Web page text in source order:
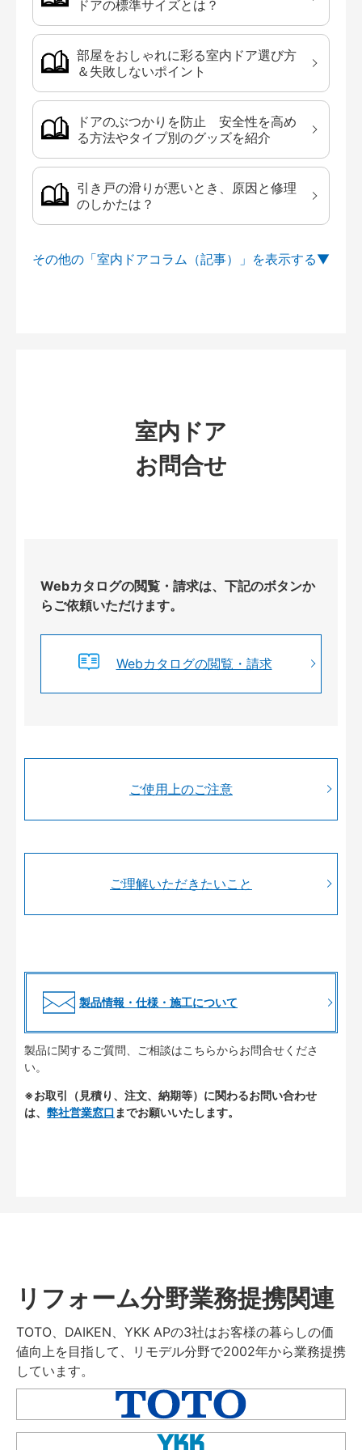
ドアの標準サイズとは？
部屋をおしゃれに彩る室内ドア選び方
＆失敗しないポイント
ドアのぶつかりを防止 安全性を高め
る方法やタイプ別のグッズを紹介
引き戸の滑りが悪いとき、原因と修理
のしかたは？
その他の「室内ドアコラム（記事）」を
室内ドア
お問合せ
Webカタログの閲覧・請求は、下記のボタンか
らご依頼いただけます。
Webカタログの閲覧・請求
ご使用上のご注意
ご理解いただきたいこと
製品情報・仕様・施工について
製品に関するご質問、ご相談はこちらからお問合せくださ
い。
※お取引（見積り、注文、納期等）に関わるお問い合わせ
は、 弊社営業窓口 までお願いいたします。
リフォーム分野業務提携関連
TOTO、DAIKEN、YKK APの3社はお客様の暮らしの価
値向上を目指して、リモデル分野で2002年から業務提携
しています。